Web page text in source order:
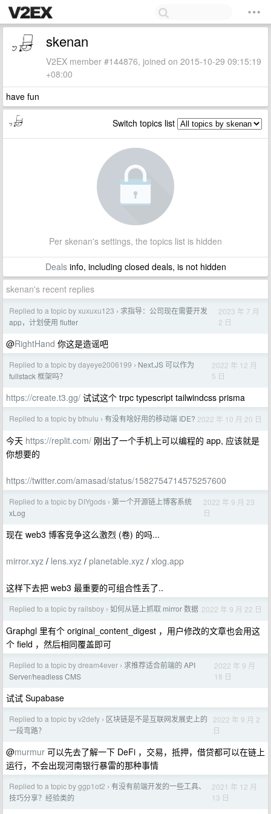
skenan
V2EX member #144876, joined on 2015-10-29 09:15:19
+08:00
have fun
Switch topics list
Per skenan's settings, the topics list is hidden
Dealsinfo, including closed deals, is not hidden
skenan's recent replies
Replied to a topic by xuxuxu123 › 求指导：公司现在需要开发
app，计划使用 flutter
2023 年 7 月
2 日
@RightHand 你这是造谣吧
Replied to a topic by dayeye2006199 › Next.JS 可以作为
fullstack 框架吗？
2022 年 12 月
5 日
https://create.t3.gg/ 试试这个 trpc typescript tailwindcss prisma
Replied to a topic by bthulu › 有没有啥好用的移动端 IDE? 2022 年 10 月 20 日
今天 https://replit.com/ 刚出了一个手机上可以编程的 app, 应该就是
你想要的
https://twitter.com/amasad/status/1582754714575257600
Replied to a topic by DIYgods › 第一个开源链上博客系统
xLog
2022 年 9 月 23
日
现在 web3 博客竞争这么激烈 (卷) 的吗...
mirror.xyz / lens.xyz / planetable.xyz / xlog.app
这样下去把 web3 最重要的可组合性丢了..
Replied to a topic by railsboy › 如何从链上抓取 mirror 数据 2022 年 9 月 22 日
Graphgl 里有个 original_content_digest ，用户修改的文章也会用这
个 field ，然后相同覆盖即可
Replied to a topic by dream4ever › 求推荐适合前端的 API
Server/headless CMS
2022 年 9 月
18 日
试试 Supabase
Replied to a topic by v2defy › 区块链是不是互联网发展史上的
一段弯路？
2022 年 9 月 2
日
@murmur 可以先去了解一下 DeFi ，交易，抵押，借贷都可以在链上
运行，不会出现河南银行暴雷的那种事情
Replied to a topic by ggp1ot2 › 有没有前端开发的一些工具、
技巧分享？经验类的
2021 年 12 月
13 日